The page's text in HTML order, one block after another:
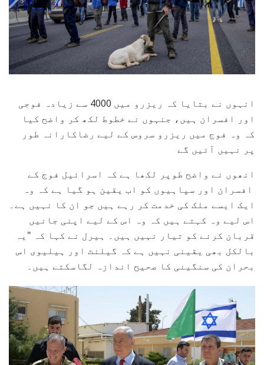
انہوں نے بتایا کہ ریزرو میں 4000 سے زیادہ فوجی
اور افسران ہیں، جنہوں نے خطوط لکھ کر واضح کیا
کہ وہ فوج میں ریزرو سروس کے لیے رضاکارانہ طور
پر نہیں آئیں گے
انھوں نے واضح طوپر لکھا ہے کہ اسرائیل فوج کے
افسران اور سپاہیوں کو اب یقین ہو گیا ہے کہ وہ
ایک ایسے ملک کی خدمت کر رہے ہیں جو ان کا نہیں ہے۔
اس لیے وہ کہتے ہیں کہ وہ اس کے لیے اپنی جانیں
قربان کرنے کو تیار نہیں ہیں۔ ہیرل نے کہا کہ "یہ
بالکل بھی یقینی نہیں ہے کہ گیلنٹ اور ہیلیوی اس
بحران کی سنگینی کا صحیح اندازہ لگاسکتے ہیں۔